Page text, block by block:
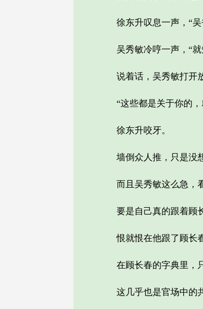
徐东升叹息一声，“吴
吴秀敏冷哼一声，“就
说着话，吴秀敏打开放
“这些都是关于你的，
徐东升咬牙。
墙倒众人推，只是没想
而且吴秀敏这么急，看
要是自己真的跟着顾长
恨就恨在他跟了顾长春
在顾长春的字典里，只
这几乎也是官场中的共